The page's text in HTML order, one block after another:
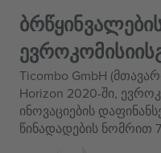
Ticombo GmbH
Horizon 2020-ში,
ინოვაციების
წინადადების ნომრით